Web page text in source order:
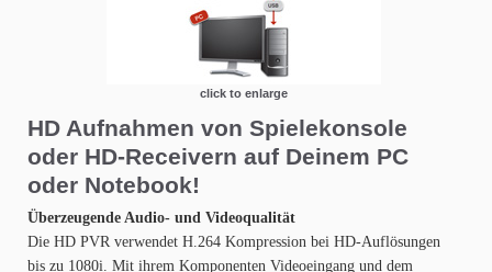
click to enlarge
HD Aufnahmen von Spielekonsole
oder HD-Receivern auf Deinem PC
oder Notebook!
Überzeugende Audio- und Videoqualität
Die HD PVR verwendet H.264 Kompression bei HD-Auflösungen
bis zu 1080i. Mit ihrem Komponenten Videoeingang und dem